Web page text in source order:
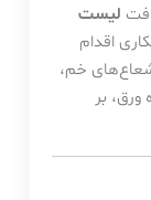
لیست
اقدام
خم،
بر